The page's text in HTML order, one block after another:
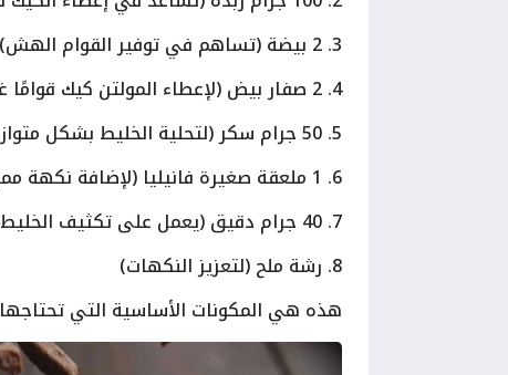
3. 2 بيضة (تساهم في توفير القوام الهش)
4. 2 صفار بيض (لإعطاء المولتن كيك قوامًا غنيًا)
5. 50 جرام سكر (لتحلية الخليط بشكل متوازن)
6. 1 ملعقة صغيرة فانيليا (لإضافة نكهة مميزة)
7. 40 جرام دقيق (يعمل على تكثيف الخليط)
8. رشة ملح (لتعزيز النكهات)
هذه هي المكونات الأساسية التي